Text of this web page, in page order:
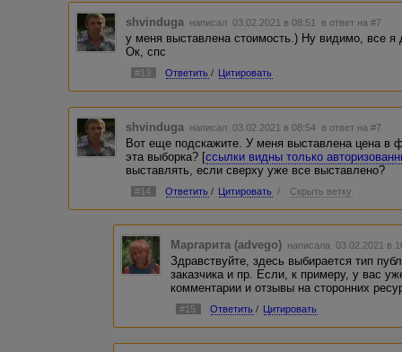
shvinduga написал 03.02.2021 в 08:51 в ответ на #7
у меня выставлена стоимость.) Ну видимо, все
Ок, спс
#13 Ответить / Цитировать
shvinduga написал 03.02.2021 в 08:54 в ответ на #7
Вот еще подскажите. У меня выставлена цена в
эта выборка? [ссылки видны только
выставлять, если сверху уже все выставлено?
#14 Ответить / Цитировать / Скрыть ветку
Маргарита (advego) написала 03.02.2021 в
Здравствуйте, здесь выбирается тип
заказчика и пр. Если, к примеру, у вас
комментарии и отзывы на сторонних
#15 Ответить / Цитировать